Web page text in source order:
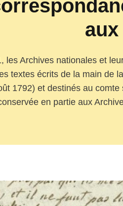
les Archives nationales et
textes écrits de la main de
1792) et destinés au
en partie aux